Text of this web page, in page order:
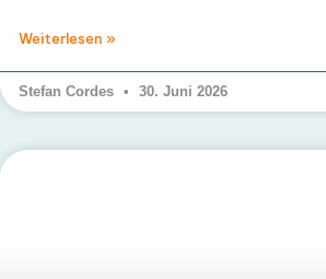
Weiterlesen »
Stefan Cordes 30. Juni 2026